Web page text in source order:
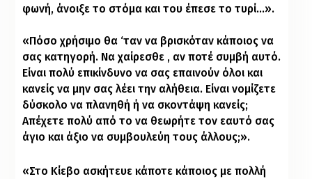
φωνή, άνοιξε το στόμα και του έπεσε το τυρί…».
«Πόσο χρήσιμο θα ‘ταν να βρισκόταν κάποιος να
σας κατηγορή. Να χαίρεσθε , αν ποτέ συμβή αυτό.
Είναι πολύ επικίνδυνο να σας επαινούν όλοι και
κανείς να μην σας λέει την αλήθεια. Είναι νομίζετε
δύσκολο να πλανηθή ή να σκοντάψη κανείς;
Απέχετε πολύ από το να θεωρήτε τον εαυτό σας
άγιο και άξιο να συμβουλεύη τους άλλους;».
«Στο Κίεβο ασκήτευε κάποτε κάποιος με πολλή